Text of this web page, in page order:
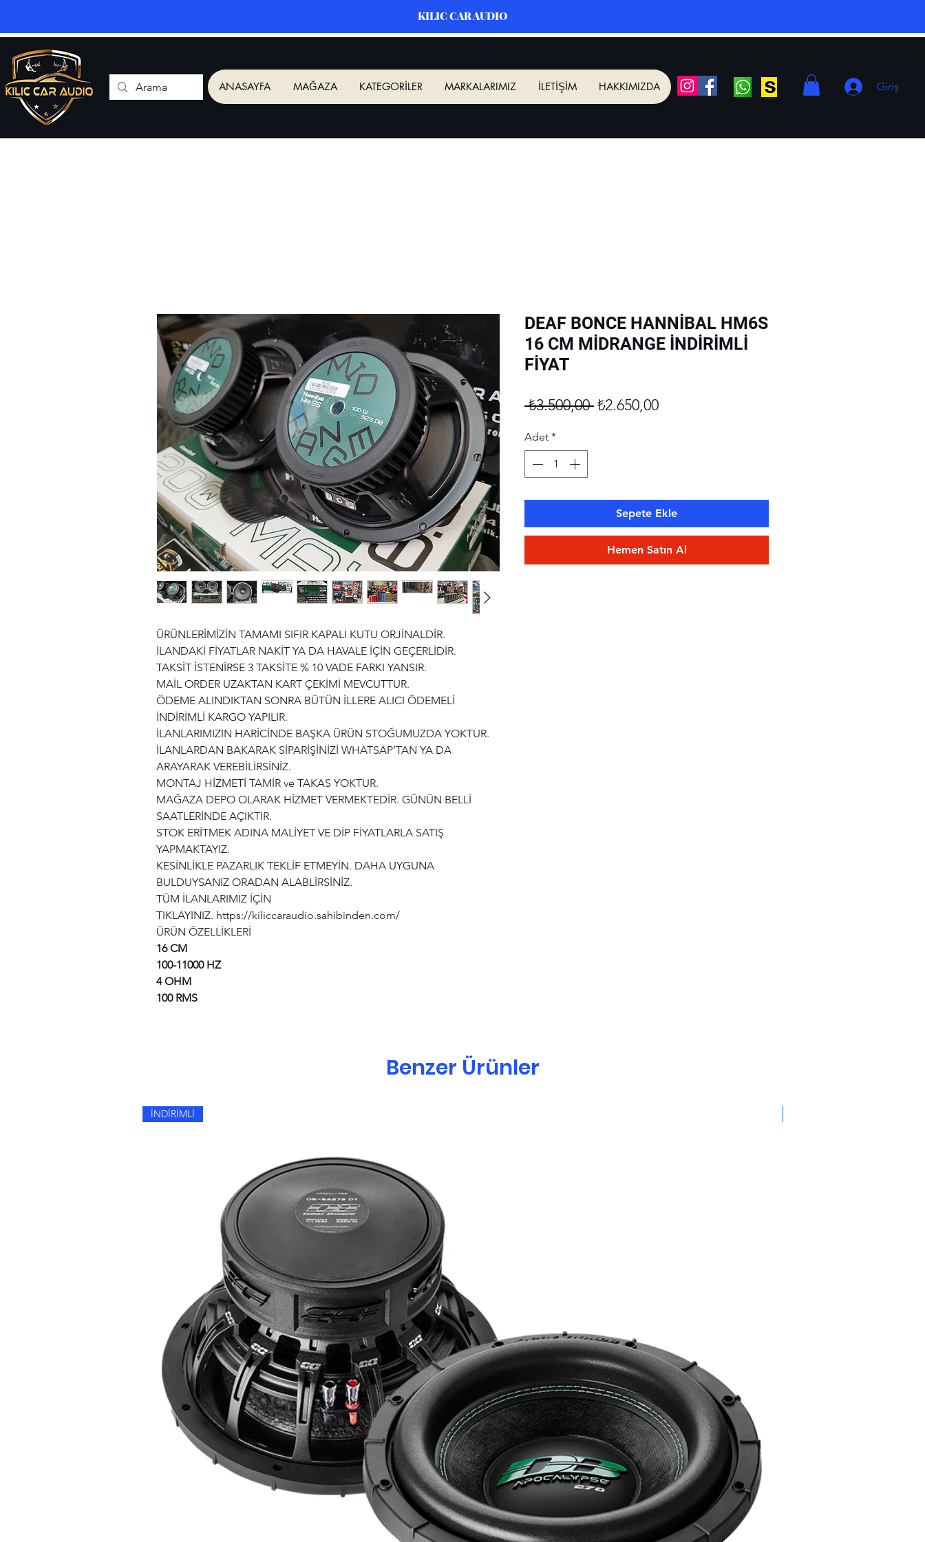
KILIC CAR AUDIO
ANASAYFA MAĞAZA KATEGORİLER MARKALARIMIZ İLETİŞİM HAKKIMIZDA Giriş
ÜRÜNLERİMİZİN TAMAMI SIFIR KAPALI KUTU ORJİNALDİR.
İLANDAKİ FİYATLAR NAKİT YA DA HAVALE İÇİN GEÇERLİDİR.
TAKSİT İSTENİRSE 3 TAKSİTE % 10 VADE FARKI YANSIR.
MAİL ORDER UZAKTAN KART ÇEKİMİ MEVCUTTUR.
ÖDEME ALINDIKTAN SONRA BÜTÜN İLLERE ALICI ÖDEMELİ
İNDİRİMLİ KARGO YAPILIR.
İLANLARIMIZIN HARİCİNDE BAŞKA ÜRÜN STOĞUMUZDA YOKTUR.
İLANLARDAN BAKARAK SİPARİŞİNİZİ WHATSAP’TAN YA DA
ARAYARAK VEREBİLİRSİNİZ.
MONTAJ HİZMETİ TAMİR ve TAKAS YOKTUR.
MAĞAZA DEPO OLARAK HİZMET VERMEKTEDİR. GÜNÜN BELLİ
SAATLERİNDE AÇIKTIR.
STOK ERİTMEK ADINA MALİYET VE DİP FİYATLARLA SATIŞ
YAPMAKTAYIZ.
KESİNLİKLE PAZARLIK TEKLİF ETMEYİN. DAHA UYGUNA
BULDUYSANIZ ORADAN ALABLİRSİNİZ.
TÜM İLANLARIMIZ İÇİN
TIKLAYINIZ. https://kiliccaraudio.sahibinden.com/
ÜRÜN ÖZELLİKLERİ
16 CM
100-11000 HZ
4 OHM
100 RMS
DEAF BONCE HANNİBAL HM6S
16 CM MİDRANGE İNDİRİMLİ
FİYAT
₺3.500,00 Normal
₺2.650,00İndirimli
Adet *
Sepete Ekle
Hemen Satın Al
Benzer Ürünler
İNDİRİMLİ